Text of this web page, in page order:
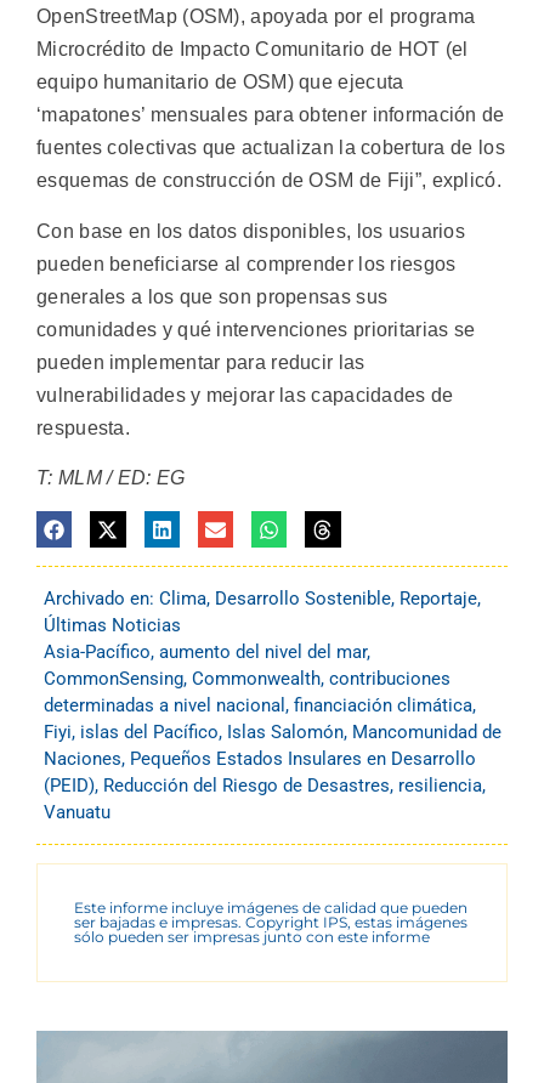
OpenStreetMap (OSM), apoyada por el programa
Microcrédito de Impacto Comunitario de HOT (el
equipo humanitario de OSM) que ejecuta
‘mapatones’ mensuales para obtener información de
fuentes colectivas que actualizan la cobertura de los
esquemas de construcción de OSM de Fiji”, explicó.
Con base en los datos disponibles, los usuarios
pueden beneficiarse al comprender los riesgos
generales a los que son propensas sus
comunidades y qué intervenciones prioritarias se
pueden implementar para reducir las
vulnerabilidades y mejorar las capacidades de
respuesta.
T: MLM / ED: EG
Archivado en: Clima, Desarrollo Sostenible, Reportaje,
Últimas Noticias
Asia-Pacífico, aumento del nivel del mar,
CommonSensing, Commonwealth, contribuciones
determinadas a nivel nacional , financiación climática,
Fiyi, islas del Pacífico, Islas Salomón, Mancomunidad de
Naciones, Pequeños Estados Insulares en Desarrollo
(PEID), Reducción del Riesgo de Desastres, resiliencia,
Vanuatu
Este informe incluye imágenes de calidad que pueden
ser bajadas e impresas. Copyright IPS, estas imágenes
sólo pueden ser impresas junto con este informe